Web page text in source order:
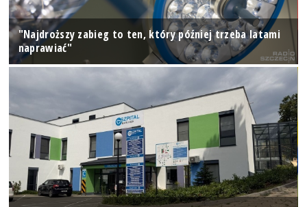
"Najdroższy zabieg to ten, który później trzeba latami
naprawiać"